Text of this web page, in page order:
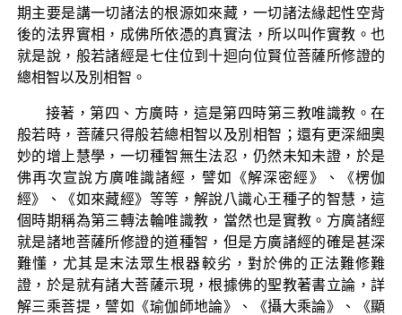
期主要是講一切諸法的根源如來藏，一切諸法緣起性空背
後的法界實相，成佛所依憑的真實法，所以叫作實教。也
就是說，般若諸經是七住位到十迴向位賢位菩薩所修證的
總相智以及別相智。
接著，第四、方廣時，這是第四時第三教唯識教。在
般若時，菩薩只得般若總相智以及別相智；還有更深細奧
妙的增上慧學，一切種智無生法忍，仍然未知未證，於是
佛再次宣說方廣唯識諸經，譬如《解深密經》、《楞伽
經》、《如來藏經》等等，解說八識心王種子的智慧，這
個時期稱為第三轉法輪唯識教，當然也是實教。方廣諸經
就是諸地菩薩所修證的道種智，但是方廣諸經的確是甚深
難懂，尤其是末法眾生根器較劣，對於佛的正法難修難
證，於是就有諸大菩薩示現，根據佛的聖教著書立論，詳
解三乘菩提，譬如《瑜伽師地論》、《攝大乘論》、《顯